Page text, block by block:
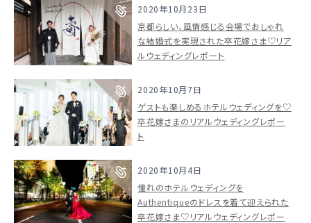
2020年10月23日
京都らしい、風情感じる会場でおしゃれ
な結婚式を実現された卒花嫁さま♡リア
ルウェディングレポート
2020年10月7日
ゲストも楽しめるホテルウェディングを♡
卒花嫁さまのリアルウェディングレポー
ト
2020年10月4日
憧れのホテルウェディングを
Authentiqueのドレスを着て迎えられた
卒花嫁さま♡リアルウェディングレポー